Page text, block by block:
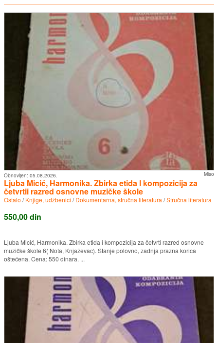
Miso
Obnovljen: 05.08.2026.
Ljuba Micić, Harmonika. Zbirka etida I kompozicija za
četvrtii razred osnovne muzičke škole
Ostalo /Knjige, udžbenici /Dokumentarna, stručna literatura /Stručna literatura
550,00 din
Ljuba Micić, Harmonika. Zbirka etida i kompozicija za četvrti razred osnovne
muzičke škole 6( Nota, Knjaževac). Stanje polovno, zadnja prazna korica
oštećena. Cena: 550 dinara. ...